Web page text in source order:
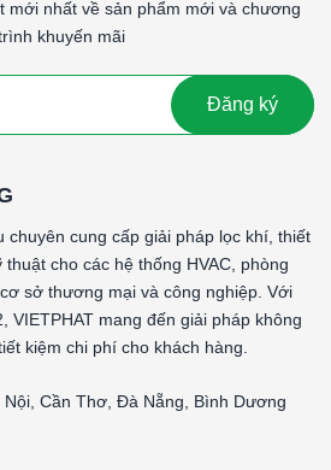
sơn tĩnh điện 1.2mm
Ống tròn D250
bên dưới trần
Không
485x485x70mm
mới nhất về sản phẩm mới và chương
khuyến mãi
Đăng ký
chuyên cung cấp giải pháp lọc khí, thiết
cho các hệ thống HVAC, phòng
sở thương mại và công nghiệp. Với
VIETPHAT mang đến giải pháp không
kiệm chi phí cho khách hàng.
Nội, Cần Thơ, Đà Nẵng, Bình Dương